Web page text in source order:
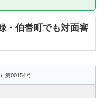
・伯耆町でも対面審
第00154号